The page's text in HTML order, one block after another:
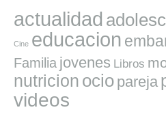
actualidad
Cine educacion
Familia jovenes Libros
nutricion ocio pareja
videos